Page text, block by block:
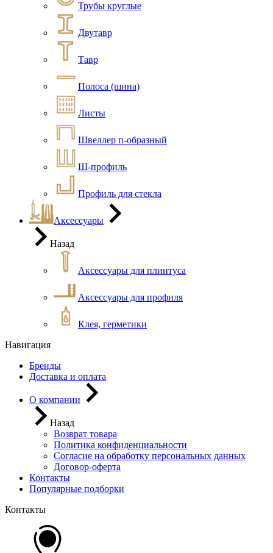
Трубы круглые
Двутавр
Тавр
Полоса (шина)
Листы
Швеллер п-образный
Ш-профиль
Профиль для стекла
Аксессуары
Назад
Аксессуары для плинтуса
Аксессуары для профиля
Клея, герметики
Навигация
Бренды
Доставка и оплата
О компании
Назад
Возврат товара
Политика конфиденциальности
Согласие на обработку персональных данных
Договор-оферта
Контакты
Популярные подборки
Контакты